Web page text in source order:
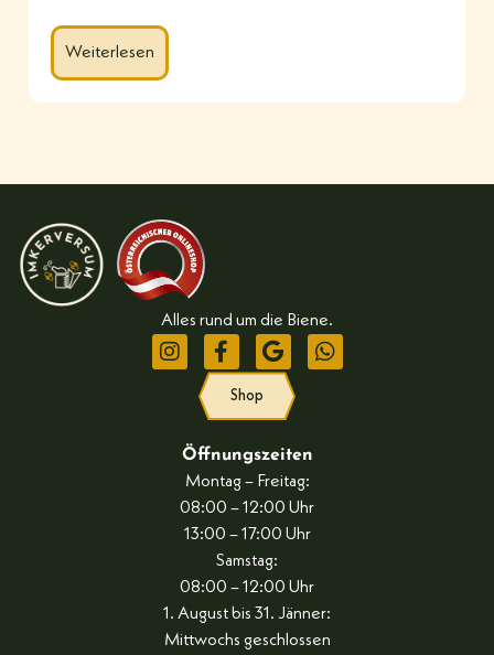
Weiterlesen
Alles rund um die Biene.
Shop
Öffnungszeiten
Montag – Freitag:
08:00 – 12:00 Uhr
13:00 – 17:00 Uhr
Samstag:
08:00 – 12:00 Uhr
1. August bis 31. Jänner:
Mittwochs geschlossen